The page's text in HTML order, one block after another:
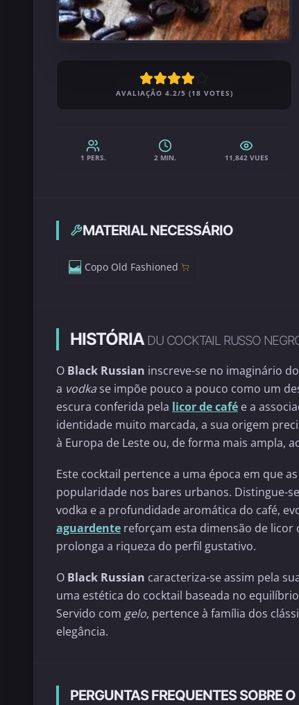
AVALIAÇÃO 4.2/5 (18 VOTES)
1 PERS. 2 MIN. 11,842 VUES
MATERIAL NECESSÁRIO
Copo Old Fashioned
HISTÓRIA DU COCKTAIL RUSSO
O Black Russian inscreve-se no imaginário
a vodka se impõe pouco a pouco como um
escura conferida pela licor de café e a
identidade muito marcada, a sua origem
à Europa de Leste ou, de forma mais ampla,
Este cocktail pertence a uma época em que
popularidade nos bares urbanos. Distingue-
vodka e a profundidade aromática do café,
aguardente reforçam esta dimensão de
prolonga a riqueza do perfil gustativo.
O Black Russian caracteriza-se assim pela
uma estética do cocktail baseada no
Servido com gelo, pertence à família dos
elegância.
PERGUNTAS FREQUENTES SOBRE